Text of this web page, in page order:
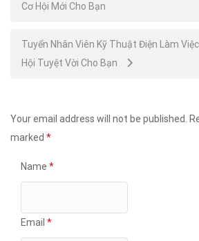
navigation
Cơ Hội Mới Cho Bạn
Tuyển Nhân Viên Kỹ Thuật Điện Làm
Hội Tuyệt Vời Cho Bạn
Your email address will not be published.
marked *
Name *
Email *